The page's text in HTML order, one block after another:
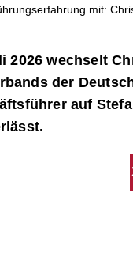
mit:
2026 wechselt
der
auf